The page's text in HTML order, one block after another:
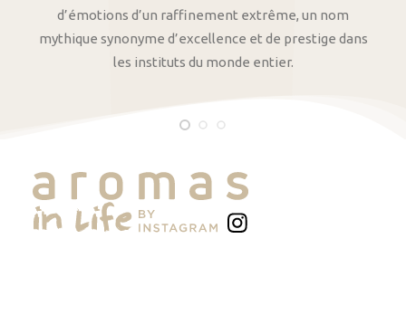
d’émotions d’un raffinement extrême, un nom
mythique synonyme d’excellence et de prestige dans
les instituts du monde entier.